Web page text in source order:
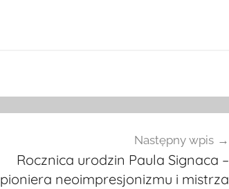
Następny wpis
Rocznica urodzin Paula Signaca –
pioniera neoimpresjonizmu i mistrza